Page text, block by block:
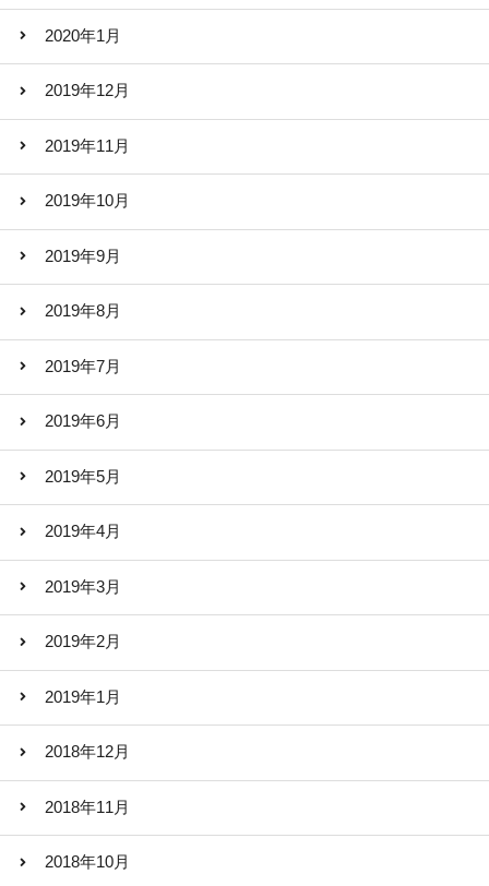
2020年1月
2019年12月
2019年11月
2019年10月
2019年9月
2019年8月
2019年7月
2019年6月
2019年5月
2019年4月
2019年3月
2019年2月
2019年1月
2018年12月
2018年11月
2018年10月